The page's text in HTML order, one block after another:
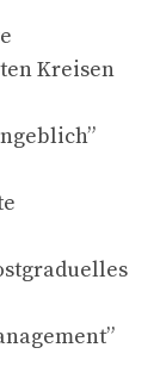
Kreisen